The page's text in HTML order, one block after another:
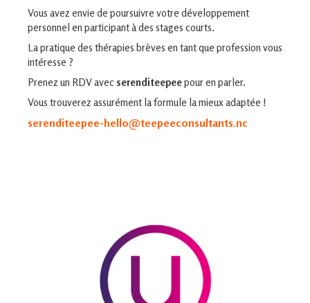
Vous avez envie de poursuivre votre développement
personnel en participant à des stages courts.
La pratique des thérapies brèves en tant que profession vous
intéresse ?
Prenez un RDV avec serenditeepeepour en parler.
Vous trouverez assurément la formule la mieux adaptée !
serenditeepee-hello@teepeeconsultants.nc